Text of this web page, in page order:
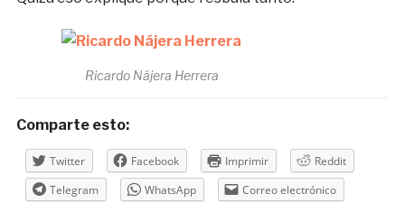
Ricardo Nájera Herrera
Comparte esto:
Twitter Facebook Imprimir
Reddit
Telegram
WhatsApp Correo electrónico